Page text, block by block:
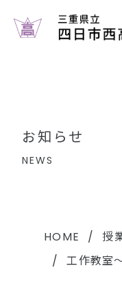
お知らせ
学校生活
中学生のみなさま
お知らせ
NEWS
HOME
授
工作教室